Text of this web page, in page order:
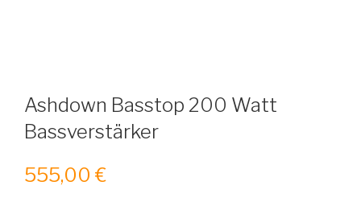
Ashdown Basstop 200 Watt
Bassverstärker
555,00 €